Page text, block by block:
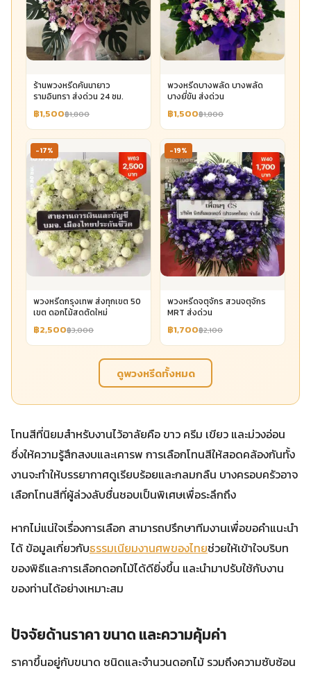
ร้านพวงหรีดคันนายาว
รามอินทรา ส่งด่วน 24 ชม.
฿1,500฿1,800
พวงหรีดบางพลัด บางพลัด
บางยี่ขัน ส่งด่วน
฿1,500฿1,800
-17%
พวงหรีดกรุงเทพ ส่งทุกเขต 50
เขต ดอกไม้สดตัดใหม่
฿2,500฿3,000
-19%
พวงหรีดจตุจักร สวนจตุจักร
MRT ส่งด่วน
฿1,700฿2,100
ดูพวงหรีดทั้งหมด
โทนสีที่นิยมสำหรับงานไว้อาลัยคือ ขาว ครีม เขียว และม่วงอ่อน
ซึ่งให้ความรู้สึกสงบและเคารพ การเลือกโทนสีให้สอดคล้องกันทั้ง
งานจะทำให้บรรยากาศดูเรียบร้อยและกลมกลืน บางครอบครัวอาจ
เลือกโทนสีที่ผู้ล่วงลับชื่นชอบเป็นพิเศษเพื่อระลึกถึง
หากไม่แน่ใจเรื่องการเลือก สามารถปรึกษาทีมงานเพื่อขอคำแนะนำ
ได้ ข้อมูลเกี่ยวกับธรรมเนียมงานศพของไทยช่วยให้เข้าใจบริบท
ของพิธีและการเลือกดอกไม้ได้ดียิ่งขึ้น และนำมาปรับใช้กับงาน
ของท่านได้อย่างเหมาะสม
ปัจจัยด้านราคา ขนาด และความคุ้มค่า
ราคาขึ้นอยู่กับขนาด ชนิดและจำนวนดอกไม้ รวมถึงความซับซ้อน